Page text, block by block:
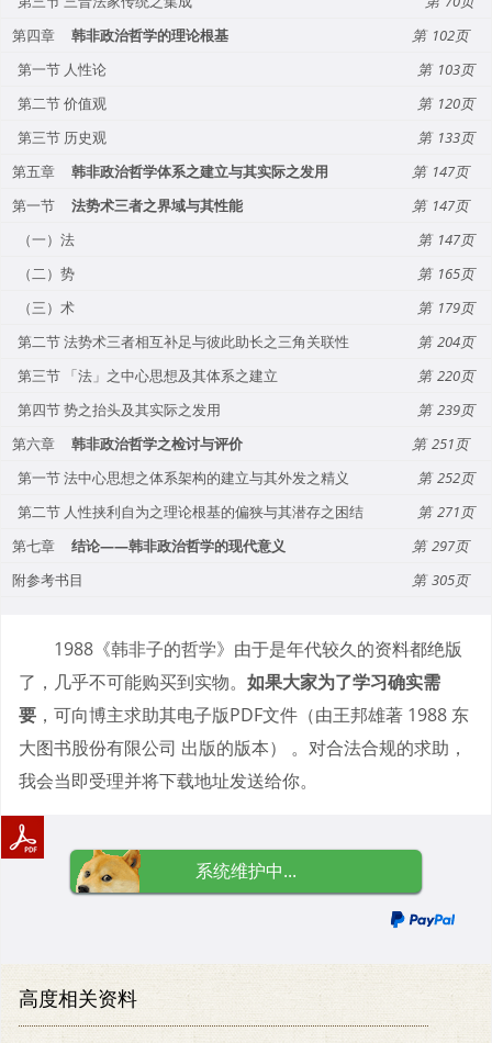
第四章
韩非政治哲学的理论根基
102
第一节 人性论
103
第二节 价值观
120
第三节 历史观
133
第五章
韩非政治哲学体系之建立与其实际之发用
147
第一节
法势术三者之界域与其性能
147
（一）法
147
（二）势
165
（三）术
179
第二节 法势术三者相互补足与彼此助长之三角关联性
204
第三节 「法」之中心思想及其体系之建立
220
第四节 势之抬头及其实际之发用
239
第六章
韩非政治哲学之检讨与评价
251
第一节 法中心思想之体系架构的建立与其外发之精义
252
第二节 人性挟利自为之理论根基的偏狭与其潜存之困结
271
第七章
结论——韩非政治哲学的现代意义
297
附参考书目
305
1988《韩非子的哲学》由于是年代较久的资料都绝版
了，几乎不可能购买到实物。 如果大家为了学习确实需
要 ，可向博主求助其电子版PDF文件（由王邦雄著 1988 东
大图书股份有限公司 出版的版本） 。对合法合规的求助，
我会当即受理并将下载地址发送给你。
系统维护中...
高度相关资料